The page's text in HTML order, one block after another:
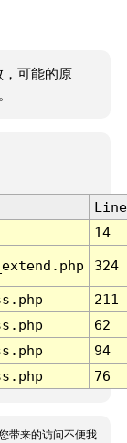
可能的原
Line
14
324
211
62
94
76
带来的访问不便我